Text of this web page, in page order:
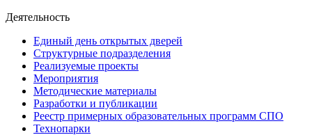
Деятельность
Единый день открытых дверей
Структурные подразделения
Реализуемые проекты
Мероприятия
Методические материалы
Разработки и публикации
Реестр примерных образовательных программ СПО
Технопарки